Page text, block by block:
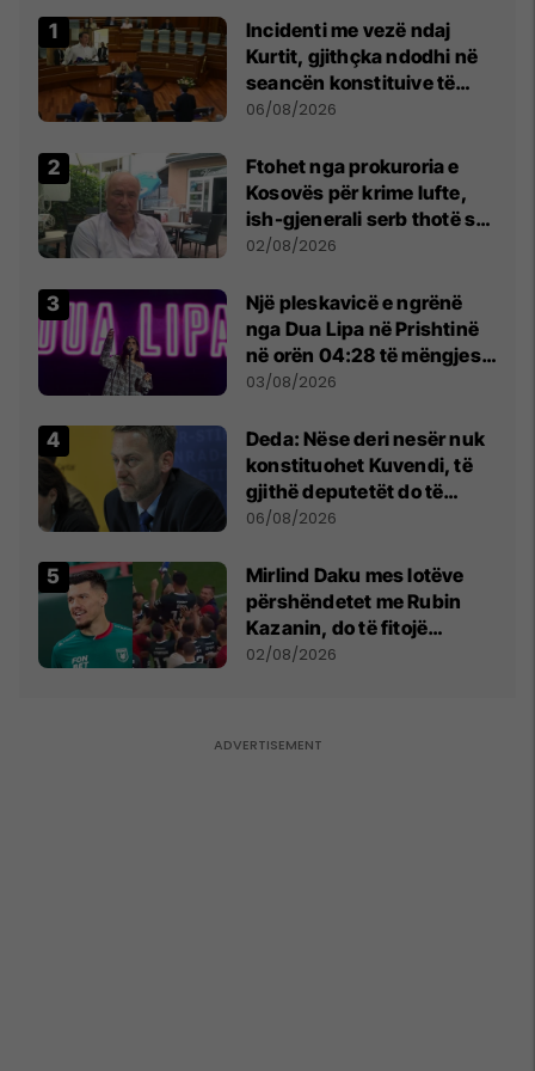
Incidenti me vezë ndaj
Kurtit, gjithçka ndodhi në
seancën konstituive të
Kuvendit
06/08/2026
Ftohet nga prokuroria e
Kosovës për krime lufte,
ish-gjenerali serb thotë se
dikush e tradhtoi në
02/08/2026
Një pleskavicë e ngrënë
nga Dua Lipa në Prishtinë
në orën 04:28 të mëngjesit
- dhe bota digjitale serbe
03/08/2026
Deda: Nëse deri nesër nuk
konstituohet Kuvendi, të
gjithë deputetët do të
bëjnë shkelje të rëndë
06/08/2026
Mirlind Daku mes lotëve
përshëndetet me Rubin
Kazanin, do të fitojë
miliona te Spartak Moska
02/08/2026